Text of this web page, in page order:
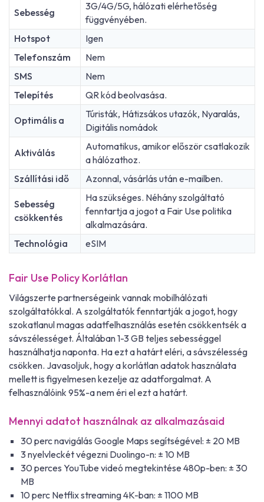
Sebesség
3G/4G/5G, hálózati elérhetőség
függvényében.
Hotspot
Igen
Telefonszám
Nem
SMS
Nem
Telepítés
QR kód beolvasása.
Optimális a
Túristák, Hátizsákos utazók, Nyaralás,
Digitális nomádok
Aktiválás
Automatikus, amikor először csatlakozik
a hálózathoz.
Szállítási idő
Azonnal, vásárlás után e-mailben.
Sebesség
csökkentés
Ha szükséges. Néhány szolgáltató
fenntartja a jogot a Fair Use politika
alkalmazására.
Technológia
eSIM
Fair Use Policy Korlátlan
Világszerte partnerségeink vannak mobilhálózati
szolgáltatókkal. A szolgáltatók fenntartják a jogot, hogy
szokatlanul magas adatfelhasználás esetén csökkentsék a
sávszélességet. Általában 1-3 GB teljes sebességgel
használhatja naponta. Ha ezt a határt eléri, a sávszélesség
csökken. Javasoljuk, hogy a korlátlan adatok használata
mellett is figyelmesen kezelje az adatforgalmat. A
felhasználóink 95%-a nem éri el ezt a határt.
Mennyi adatot használnak az alkalmazásaid
30 perc navigálás Google Maps segítségével: ± 20 MB
3 nyelvleckét végezni Duolingo-n: ± 10 MB
30 perces YouTube videó megtekintése 480p-ben: ± 30
MB
10 perc Netflix streaming 4K-ban: ± 1100 MB